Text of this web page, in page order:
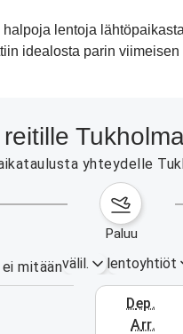
lentoja
idealosta parin
yhteydelle
paluu
ei mitäänvälil. lentoyhtiöt
dep.
arr.
3.–9.